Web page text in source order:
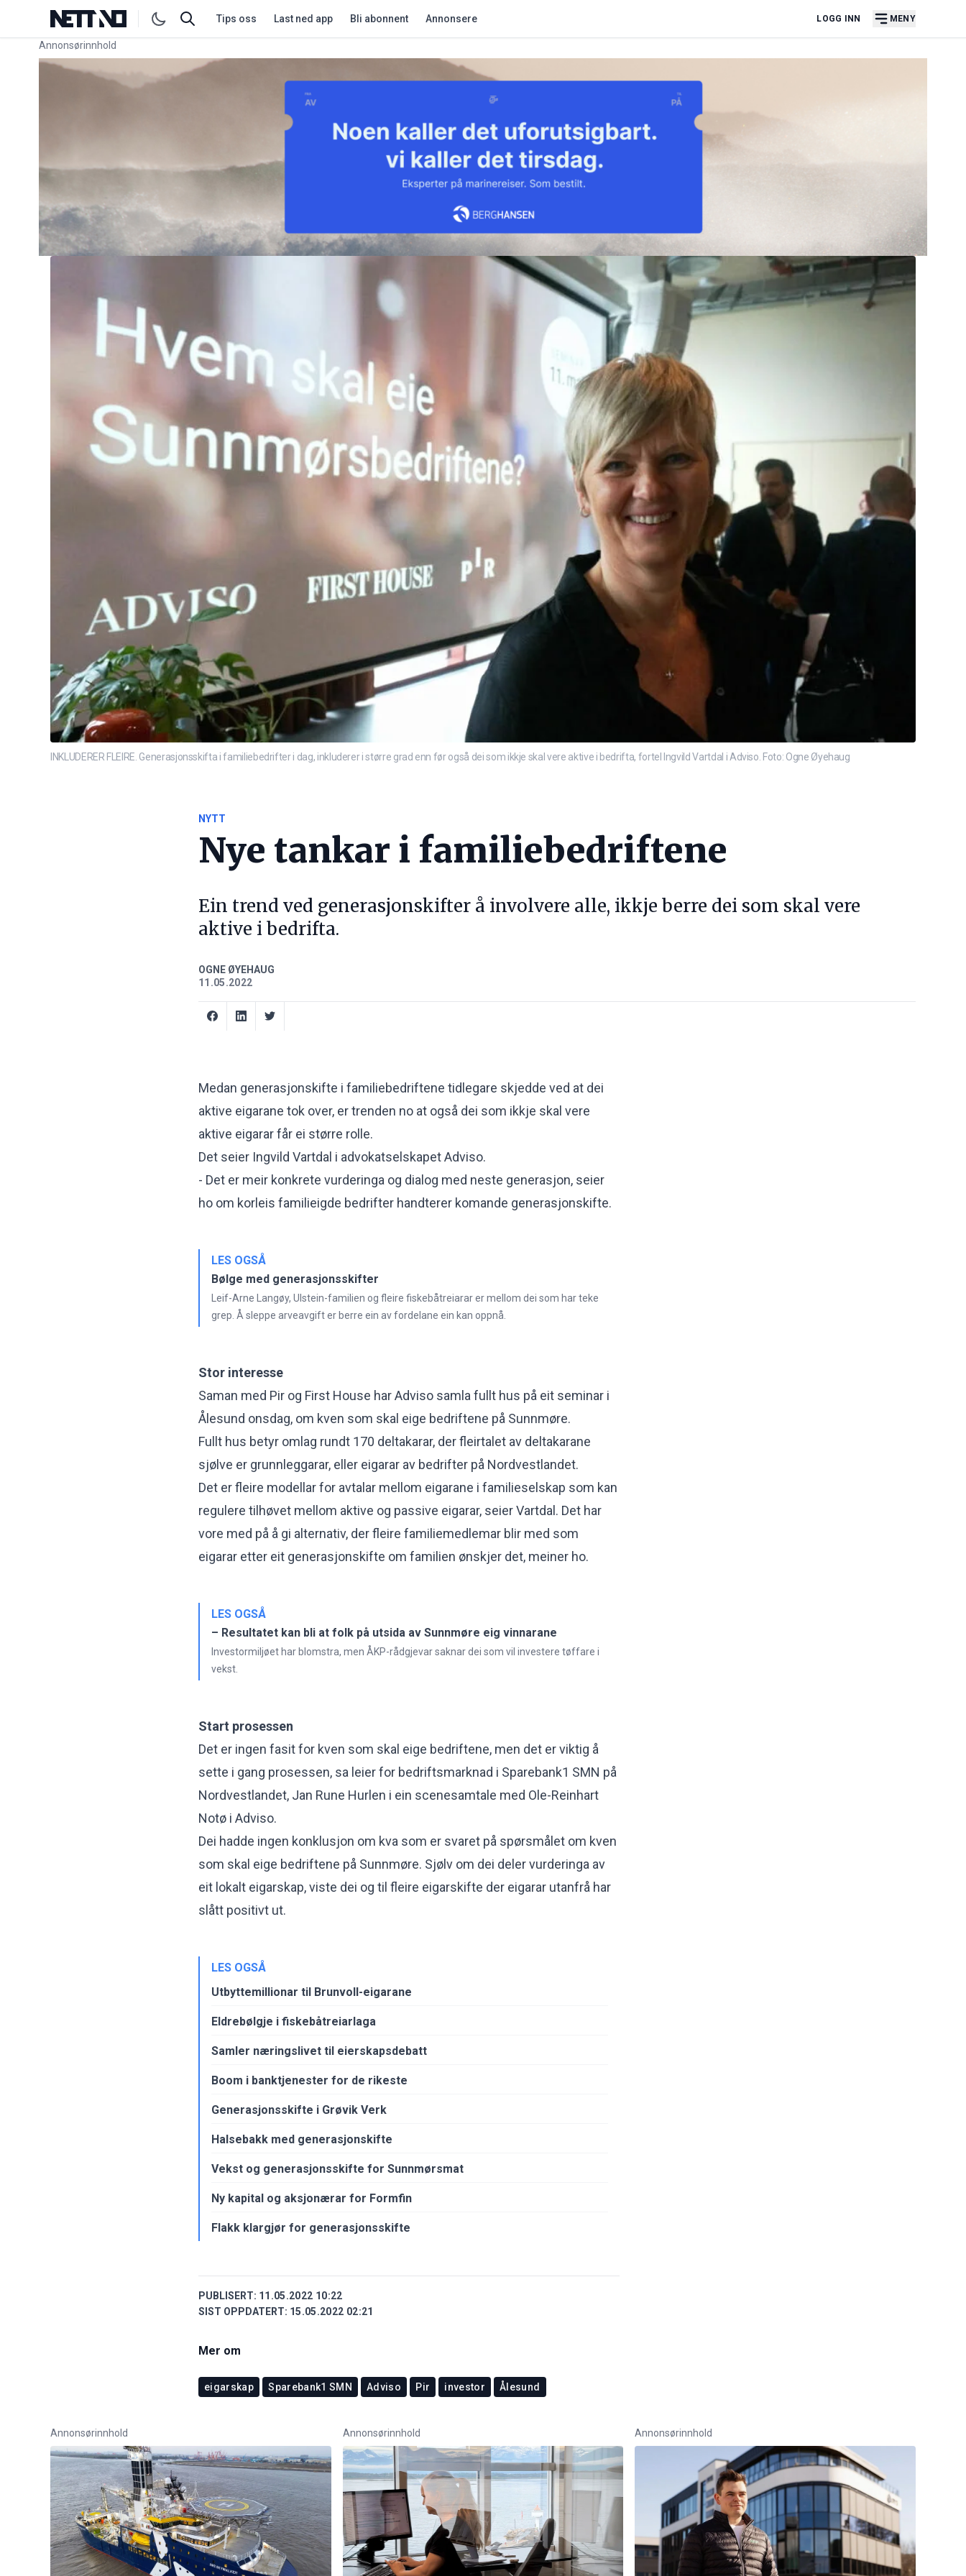
Tips oss Last ned app Bli abonnent Annonsere LOGG INN MENY
Annonsørinnhold
Link for annonse
INKLUDERER FLEIRE. Generasjonsskifta i familiebedrifter i dag, inkluderer i større grad enn før også dei som ikkje skal vere aktive i bedrifta, fortel Ingvild Vartdal i Adviso. Foto: Ogne Øyehaug
NYTT
Nye tankar i familiebedriftene
Ein trend ved generasjonskifter å involvere alle, ikkje berre dei som skal vere
aktive i bedrifta.
OGNE ØYEHAUG
11.05.2022
Medan generasjonskifte i familiebedriftene tidlegare skjedde ved at dei
aktive eigarane tok over, er trenden no at også dei som ikkje skal vere
aktive eigarar får ei større rolle.
Det seier Ingvild Vartdal i advokatselskapet Adviso.
- Det er meir konkrete vurderinga og dialog med neste generasjon, seier
ho om korleis familieigde bedrifter handterer komande generasjonskifte.
LES OGSÅ
Bølge med generasjonsskifter
Leif-Arne Langøy, Ulstein-familien og fleire fiskebåtreiarar er mellom dei som har teke
grep. Å sleppe arveavgift er berre ein av fordelane ein kan oppnå.
Stor interesse
Saman med Pir og First House har Adviso samla fullt hus på eit seminar i
Ålesund onsdag, om kven som skal eige bedriftene på Sunnmøre.
Fullt hus betyr omlag rundt 170 deltakarar, der fleirtalet av deltakarane
sjølve er grunnleggarar, eller eigarar av bedrifter på Nordvestlandet.
Det er fleire modellar for avtalar mellom eigarane i familieselskap som kan
regulere tilhøvet mellom aktive og passive eigarar, seier Vartdal. Det har
vore med på å gi alternativ, der fleire familiemedlemar blir med som
eigarar etter eit generasjonskifte om familien ønskjer det, meiner ho.
LES OGSÅ
– Resultatet kan bli at folk på utsida av Sunnmøre eig vinnarane
Investormiljøet har blomstra, men ÅKP-rådgjevar saknar dei som vil investere tøffare i
vekst.
Start prosessen
Det er ingen fasit for kven som skal eige bedriftene, men det er viktig å
sette i gang prosessen, sa leier for bedriftsmarknad i Sparebank1 SMN på
Nordvestlandet, Jan Rune Hurlen i ein scenesamtale med Ole-Reinhart
Notø i Adviso.
Dei hadde ingen konklusjon om kva som er svaret på spørsmålet om kven
som skal eige bedriftene på Sunnmøre. Sjølv om dei deler vurderinga av
eit lokalt eigarskap, viste dei og til fleire eigarskifte der eigarar utanfrå har
slått positivt ut.
LES OGSÅ
Utbyttemillionar til Brunvoll-eigarane
Eldrebølgje i fiskebåtreiarlaga
Samler næringslivet til eierskapsdebatt
Boom i banktjenester for de rikeste
Generasjonsskifte i Grøvik Verk
Halsebakk med generasjonskifte
Vekst og generasjonsskifte for Sunnmørsmat
Ny kapital og aksjonærar for Formfin
Flakk klargjør for generasjonsskifte
PUBLISERT: 11.05.2022 10:22
SIST OPPDATERT: 15.05.2022 02:21
Mer om
eigarskap Sparebank1 SMN Adviso Pir investor Ålesund
Annonsørinnhold Annonsørinnhold Annonsørinnhold